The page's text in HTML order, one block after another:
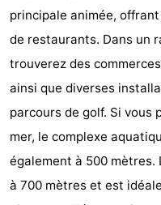
de
golf
Peche
Sportive
-
Equitation
Conduite
de
l'anneau
Boire
et
manger
Événements
Pratiques
Forum
principale animée,
de restaurants. Dans un
trouverez des
ainsi que diverses
parcours de golf. Si vous
mer, le complexe
également à 500
à 700 mètres et est